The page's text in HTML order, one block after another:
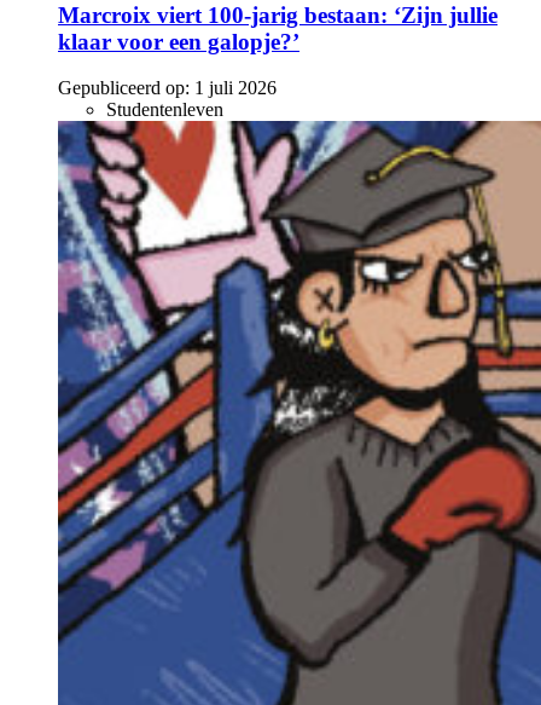
Marcroix viert 100-jarig bestaan: ‘Zijn jullie
klaar voor een galopje?’
Gepubliceerd op: 1 juli 2026
Studentenleven